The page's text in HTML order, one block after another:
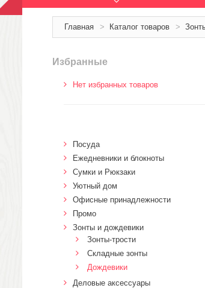
Главная > Каталог товаров >
Избранные
Нет избранных товаров
Посуда
Ежедневники и блокноты
Сумки и Рюкзаки
Уютный дом
Офисные принадлежности
Промо
Зонты и дождевики
Зонты-трости
Складные зонты
Дождевики
Деловые аксессуары